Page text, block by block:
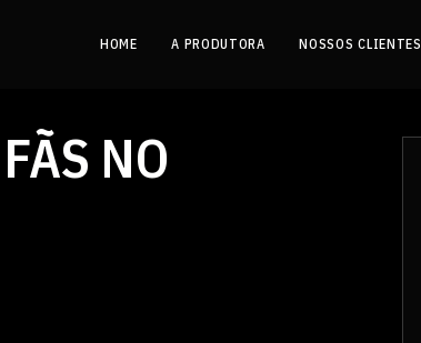
HOME A PRODUTORA NOSSOS CLIENTES
NO